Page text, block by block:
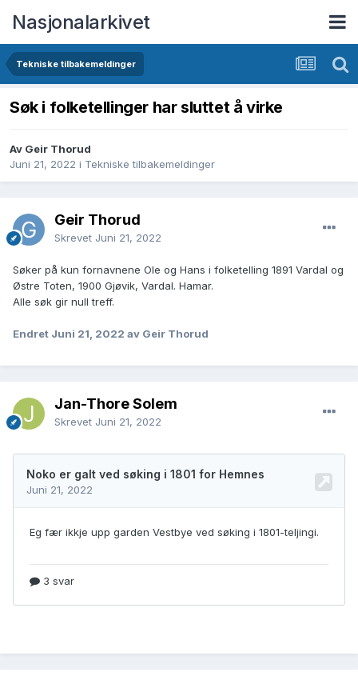
Nasjonalarkivet
Tekniske tilbakemeldinger
Søk i folketellinger har sluttet å virke
Av Geir Thorud
Juni 21, 2022 i Tekniske tilbakemeldinger
Geir Thorud
Skrevet Juni 21, 2022
Søker på kun fornavnene Ole og Hans i folketelling 1891 Vardal og
Østre Toten, 1900 Gjøvik, Vardal. Hamar.
Alle søk gir null treff.
Endret Juni 21, 2022 av Geir Thorud
Jan-Thore Solem
Skrevet Juni 21, 2022